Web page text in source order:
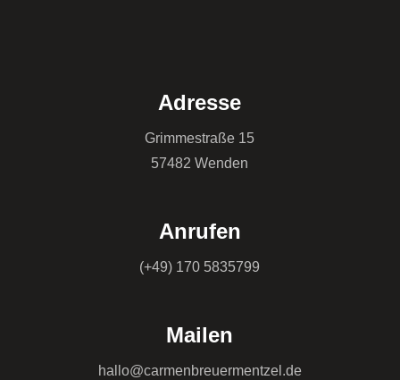
Adresse
Grimmestraße 15
57482 Wenden
Anrufen
(+49) 170 5835799
Mailen
hallo@carmenbreuermentzel.de